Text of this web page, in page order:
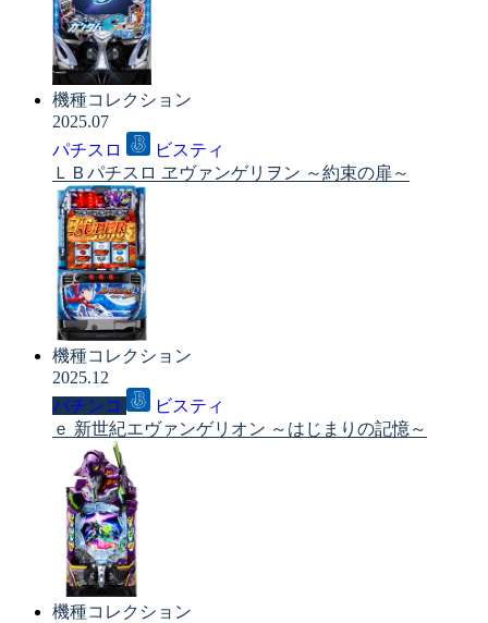
機種コレクション
2025.07
パチスロ
ビスティ
ＬＢパチスロ ヱヴァンゲリヲン ～約束の扉～
機種コレクション
2025.12
パチンコ
ビスティ
ｅ 新世紀エヴァンゲリオン ～はじまりの記憶～
機種コレクション